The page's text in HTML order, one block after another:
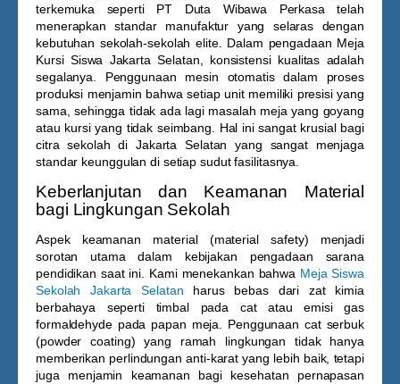
terkemuka seperti PT Duta Wibawa Perkasa telah
menerapkan standar manufaktur yang selaras dengan
kebutuhan sekolah-sekolah elite. Dalam pengadaan Meja
Kursi Siswa Jakarta Selatan , konsistensi kualitas adalah
segalanya. Penggunaan mesin otomatis dalam proses
produksi menjamin bahwa setiap unit memiliki presisi yang
sama, sehingga tidak ada lagi masalah meja yang goyang
atau kursi yang tidak seimbang. Hal ini sangat krusial bagi
citra sekolah di Jakarta Selatan yang sangat menjaga
standar keunggulan di setiap sudut fasilitasnya.
Keberlanjutan dan Keamanan Material
bagi Lingkungan Sekolah
Aspek keamanan material (material safety) menjadi
sorotan utama dalam kebijakan pengadaan sarana
pendidikan saat ini. Kami menekankan bahwa Meja Siswa
Sekolah Jakarta Selatan harus bebas dari zat kimia
berbahaya seperti timbal pada cat atau emisi gas
formaldehyde pada papan meja. Penggunaan cat serbuk
(powder coating) yang ramah lingkungan tidak hanya
memberikan perlindungan anti-karat yang lebih baik, tetapi
juga menjamin keamanan bagi kesehatan pernapasan